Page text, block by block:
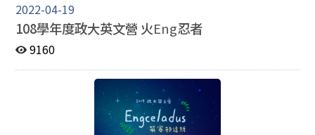
2022-04-19
108學年度政大英文營 火Eng忍者
9160